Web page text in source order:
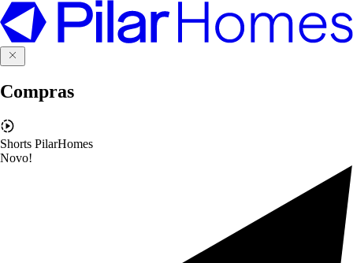
Compras
Shorts PilarHomes
Novo!